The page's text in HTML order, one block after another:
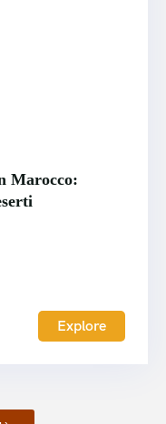
Marocco:
Explore